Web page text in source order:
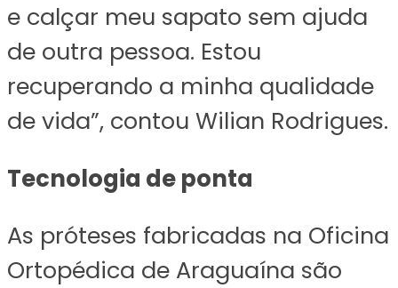
e calçar meu sapato sem ajuda
de outra pessoa. Estou
recuperando a minha qualidade
de vida”, contou Wilian Rodrigues.
Tecnologia de ponta
As próteses fabricadas na Oficina
Ortopédica de Araguaína são